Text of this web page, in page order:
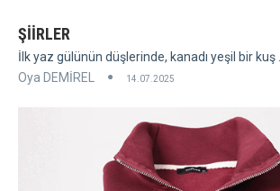
ŞİİRLER
İlk yaz gülünün düşlerinde, kanadı yeşil bir kuş ...
Oya DEMİREL
14.07.2025